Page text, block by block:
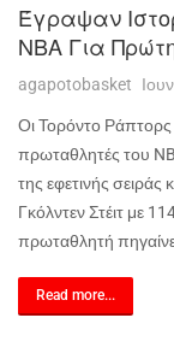
Έγραψαν
NBA Για
agapotobasket
Οι Τορόντο Ράπτορς
πρωταθλητές του
της εφετινής σειράς
Γκόλντεν Στέιτ με
πρωταθλητή
Read more...